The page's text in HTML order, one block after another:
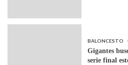
BALONCESTO
Gigantes
serie final